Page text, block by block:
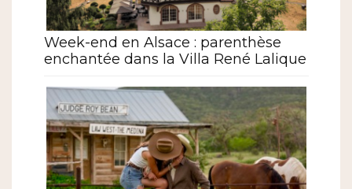
Week-end en Alsace : parenthèse
enchantée dans la Villa René Lalique